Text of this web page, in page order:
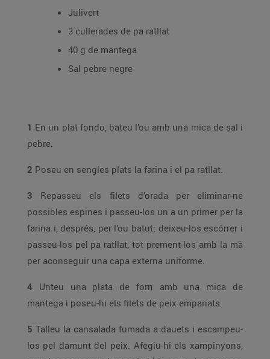
Julivert
3 cullerades de pa ratllat
40 g de mantega
Sal pebre negre
1 En un plat fondo, bateu l’ou amb una mica de sal i
pebre.
2 Poseu en sengles plats la farina i el pa ratllat.
3 Repasseu els filets d’orada per eliminar-ne
possibles espines i passeu-los un a un primer per la
farina i, després, per l’ou batut; deixeu-los escórrer i
passeu-los pel pa ratllat, tot prement-los amb la mà
per aconseguir una capa externa uniforme.
4 Unteu una plata de forn amb una mica de
mantega i poseu-hi els filets de peix empanats.
5 Talleu la cansalada fumada a dauets i escampeu-
los pel damunt del peix. Afegiu-hi els xampinyons,